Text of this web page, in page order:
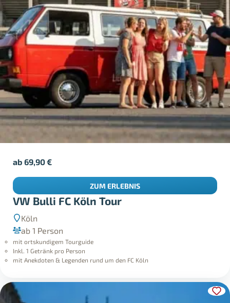
VW Bulli FC Köln Tour
Köln
ab 1 Person
mit ortskundigem Tourguide
Inkl. 1 Getränk pro Person
mit Anekdoten & Legenden rund um den FC Köln
ab69,90€
ZUM ERLEBNIS